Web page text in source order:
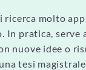
molto
pratica, serve
nuove idee o
tesi